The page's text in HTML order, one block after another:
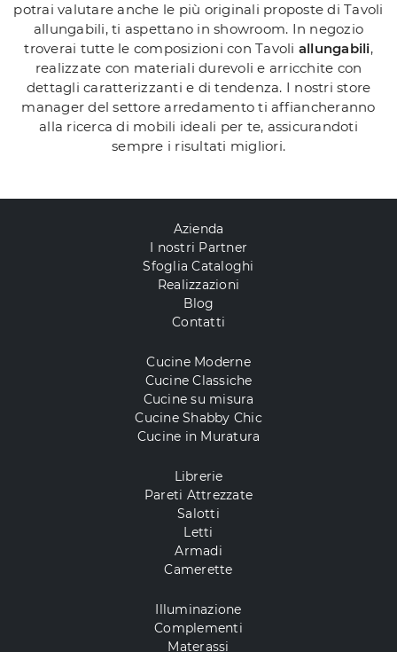
potrai valutare anche le più originali proposte di Tavoli
allungabili, ti aspettano in showroom. In negozio
troverai tutte le composizioni con Tavoli allungabili,
realizzate con materiali durevoli e arricchite con
dettagli caratterizzanti e di tendenza. I nostri store
manager del settore arredamento ti affiancheranno
alla ricerca di mobili ideali per te, assicurandoti
sempre i risultati migliori.
Azienda
I nostri Partner
Sfoglia Cataloghi
Realizzazioni
Blog
Contatti
Cucine Moderne
Cucine Classiche
Cucine su misura
Cucine Shabby Chic
Cucine in Muratura
Librerie
Pareti Attrezzate
Salotti
Letti
Armadi
Camerette
Illuminazione
Complementi
Materassi